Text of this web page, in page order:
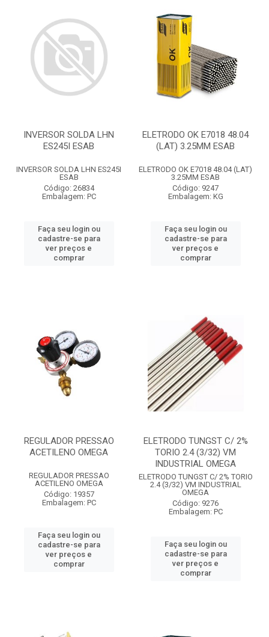
INVERSOR SOLDA LHN
ES245I ESAB
INVERSOR SOLDA LHN ES245I
ESAB
Código: 26834
Embalagem: PC
Faça seu login ou
cadastre-se para
ver preços e
comprar
ELETRODO OK E7018 48.04
(LAT) 3.25MM ESAB
ELETRODO OK E7018 48.04 (LAT)
3.25MM ESAB
Código: 9247
Embalagem: KG
Faça seu login ou
cadastre-se para
ver preços e
comprar
REGULADOR PRESSAO
ACETILENO OMEGA
REGULADOR PRESSAO
ACETILENO OMEGA
Código: 19357
Embalagem: PC
Faça seu login ou
cadastre-se para
ver preços e
comprar
ELETRODO TUNGST C/ 2%
TORIO 2.4 (3/32) VM
INDUSTRIAL OMEGA
ELETRODO TUNGST C/ 2% TORIO
2.4 (3/32) VM INDUSTRIAL
OMEGA
Código: 9276
Embalagem: PC
Faça seu login ou
cadastre-se para
ver preços e
comprar